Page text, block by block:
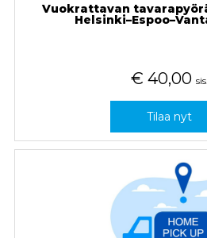
Vuokrattavan
€ 40,00
Tilaa nyt